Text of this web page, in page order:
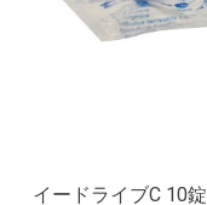
イードライブC 10錠